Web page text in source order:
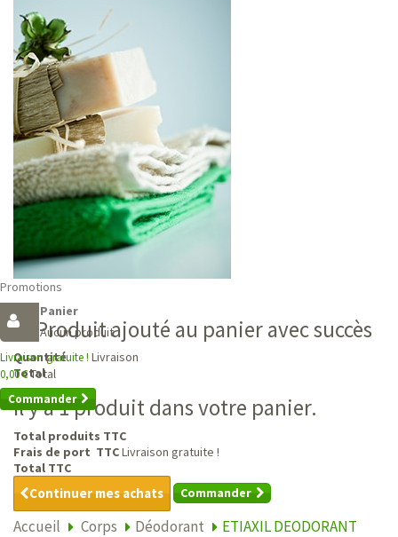
Promotions
Panier
Aucun produit
Livraison gratuite ! Livraison
0,00 €Total
Commander
Produit ajouté au panier avec succès
Quantité
Total
Il y a 1 produit dans votre panier.
Total produits TTC
Frais de port TTCLivraison gratuite !
Total TTC
Continuer mes achats Commander
Accueil Corps Déodorant
ETIAXIL DEODORANT